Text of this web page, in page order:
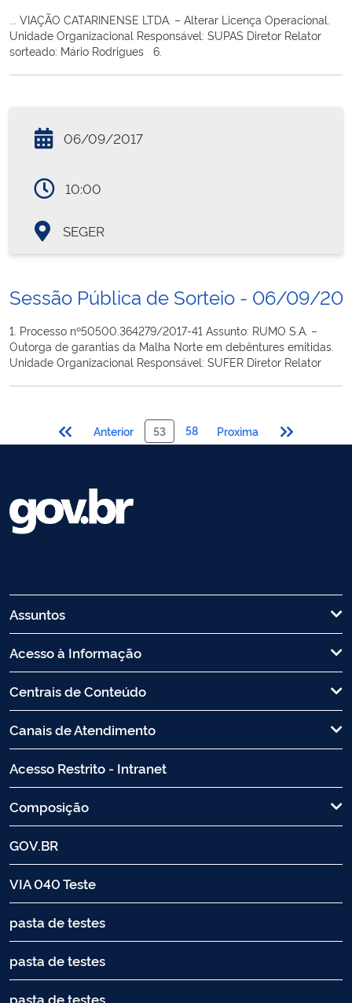
... VIAÇÃO CATARINENSE LTDA. – Alterar Licença Operacional.
Unidade Organizacional Responsável: SUPAS Diretor Relator
sorteado: Mário Rodrigues 6.
06/09/2017
10:00
SEGER
Sessão Pública de Sorteio - 06/09/
1. Processo nº50500.364279/2017-41 Assunto: RUMO S.A. –
Outorga de garantias da Malha Norte em debêntures emitidas.
Unidade Organizacional Responsável: SUFER Diretor Relator
Anterior 53 58 Proxima
Assuntos
Acesso à Informação
Centrais de Conteúdo
Canais de Atendimento
Acesso Restrito - Intranet
Composição
GOV.BR
VIA 040 Teste
pasta de testes
pasta de testes
pasta de testes